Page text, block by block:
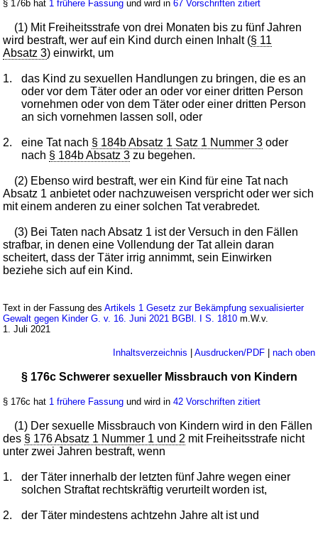
§ 176b hat 1 frühere Fassung und wird in67 Vorschriften zitiert
(1) Mit Freiheitsstrafe von drei Monaten bis zu fünf Jahren
wird bestraft, wer auf ein Kind durch einen Inhalt (§ 11
Absatz 3) einwirkt, um
1.
das Kind zu sexuellen Handlungen zu bringen, die es an
oder vor dem Täter oder an oder vor einer dritten Person
vornehmen oder von dem Täter oder einer dritten Person
an sich vornehmen lassen soll, oder
2. eine Tat nach § 184b Absatz 1 Satz 1 Nummer 3 oder
nach § 184b Absatz 3 zu begehen.
(2) Ebenso wird bestraft, wer ein Kind für eine Tat nach
Absatz 1 anbietet oder nachzuweisen verspricht oder wer sich
mit einem anderen zu einer solchen Tat verabredet.
(3) Bei Taten nach Absatz 1 ist der Versuch in den Fällen
strafbar, in denen eine Vollendung der Tat allein daran
scheitert, dass der Täter irrig annimmt, sein Einwirken
beziehe sich auf ein Kind.
Text in der Fassung desArtikels 1 Gesetz zur Bekämpfung sexualisierter
Gewalt gegen Kinder G. v. 16. Juni 2021 BGBl. I S. 1810 m.W.v.
1. Juli 2021
Inhaltsverzeichnis Ausdrucken/PDF| nach oben
§ 176c Schwerer sexueller Missbrauch von Kindern
§ 176c hat 1 frühere Fassung und wird in42 Vorschriften zitiert
(1) Der sexuelle Missbrauch von Kindern wird in den Fällen
des § 176 Absatz 1 Nummer 1 und 2 mit Freiheitsstrafe nicht
unter zwei Jahren bestraft, wenn
1.
der Täter innerhalb der letzten fünf Jahre wegen einer
solchen Straftat rechtskräftig verurteilt worden ist,
2. der Täter mindestens achtzehn Jahre alt ist und